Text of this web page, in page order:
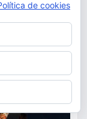
de cookies
las cookies,